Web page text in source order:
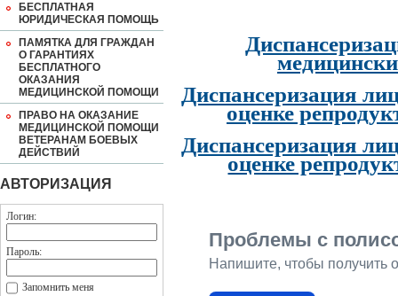
БЕСПЛАТНАЯ
ЮРИДИЧЕСКАЯ ПОМОЩЬ
ПАМЯТКА ДЛЯ ГРАЖДАН
О ГАРАНТИЯХ
БЕСПЛАТНОГО
ОКАЗАНИЯ
МЕДИЦИНСКОЙ ПОМОЩИ
ПРАВО НА ОКАЗАНИЕ
МЕДИЦИНСКОЙ ПОМОЩИ
ВЕТЕРАНАМ БОЕВЫХ
ДЕЙСТВИЙ
АВТОРИЗАЦИЯ
Логин:
Пароль:
Запомнить меня
Диспансеризация
оценке
Диспансеризация
оценке
Проблемы с
Напишите, чтобы получить